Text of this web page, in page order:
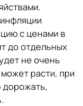
с ценами в
до отдельных
не очень
расти, при
дорожать,